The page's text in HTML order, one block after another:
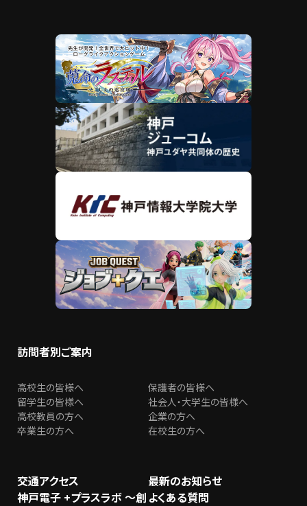
訪問者別ご案内
高校生の皆様へ
保護者の皆様へ
留学生の皆様へ
社会人・大学生の皆様へ
高校教員の方へ
企業の方へ
卒業生の方へ
在校生の方へ
交通アクセス
最新のお知らせ
神戸電子 +プラスラボ ～創 よくある質問